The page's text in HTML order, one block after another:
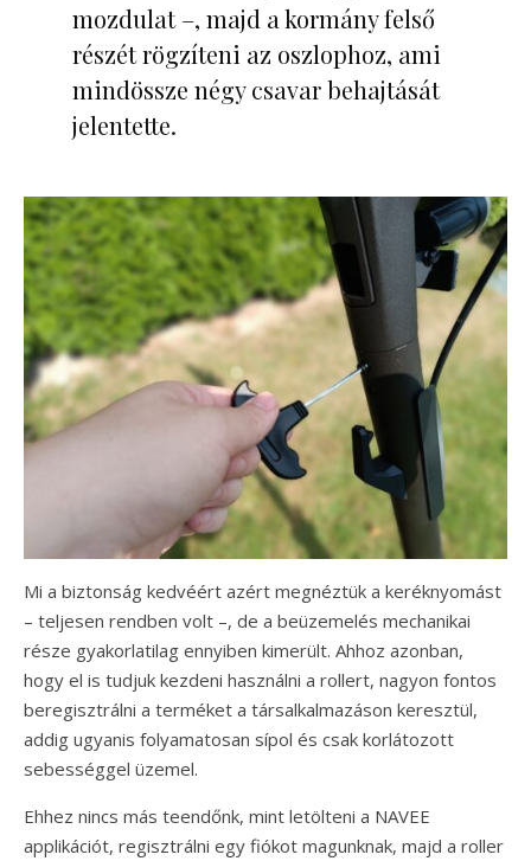
mozdulat –, majd a kormány felső
részét rögzíteni az oszlophoz, ami
mindössze négy csavar behajtását
jelentette.
Mi a biztonság kedvéért azért megnéztük a keréknyomást
– teljesen rendben volt –, de a beüzemelés mechanikai
része gyakorlatilag ennyiben kimerült. Ahhoz azonban,
hogy el is tudjuk kezdeni használni a rollert, nagyon fontos
beregisztrálni a terméket a társalkalmazáson keresztül,
addig ugyanis folyamatosan sípol és csak korlátozott
sebességgel üzemel.
Ehhez nincs más teendőnk, mint letölteni a NAVEE
applikációt, regisztrálni egy fiókot magunknak, majd a roller